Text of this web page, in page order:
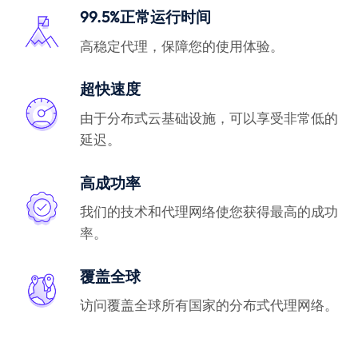
99.5%正常运行时间
高稳定代理，保障您的使用体验。
超快速度
由于分布式云基础设施，可以享受非常低的
延迟。
高成功率
我们的技术和代理网络使您获得最高的成功
率。
覆盖全球
访问覆盖全球所有国家的分布式代理网络。